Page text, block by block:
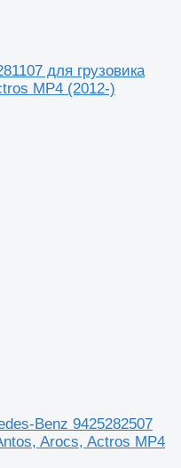
для грузовика
MP4 (2012-)
Benz 9425282507
Arocs, Actros MP4